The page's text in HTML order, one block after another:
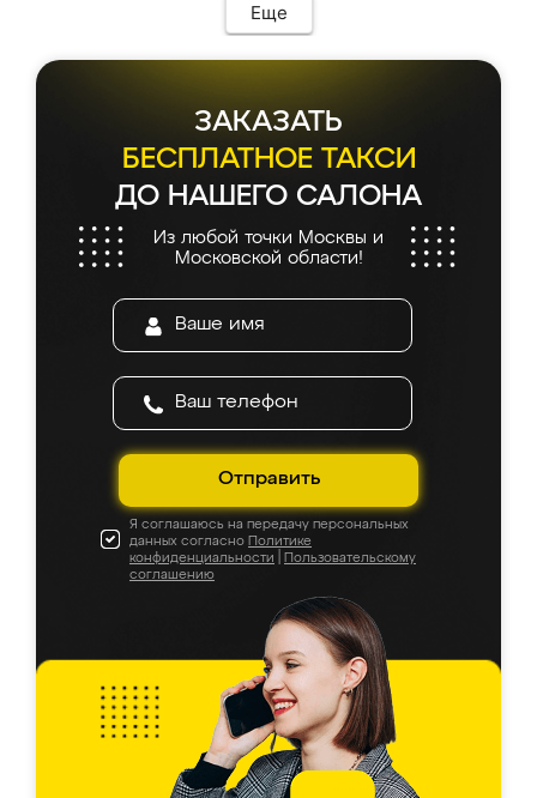
Еще
ЗАКАЗАТЬ
БЕСПЛАТНОЕ ТАКСИ
ДО НАШЕГО САЛОНА
Из любой точки Москвы и
Московской области!
Отправить
Я соглашаюсь на передачу персональных
данных согласно Политике
конфиденциальности
Пользовательскому
соглашению